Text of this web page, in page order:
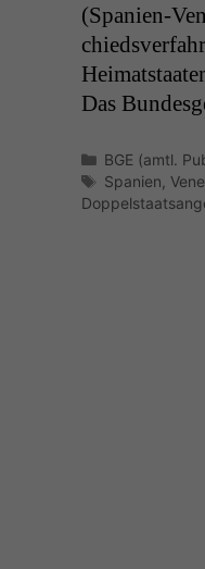
(Spanien-
Das
Kategorien
BGE (amtl.
Schlagwörter
Spanien